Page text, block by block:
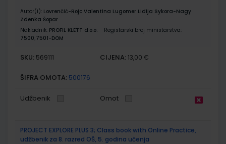
Autor(i): Lovrenčić-Rojc Valentina Lugomer Lidija Sykora-Nagy
Zdenka Šopar
Nakladnik: PROFIL KLETT d.o.o.
Registarski broj ministarstva:
7500;7501-DOM
SKU: 569111 CIJENA: 13,00 €
ŠIFRA OMOTA: 500176
Udžbenik Omot
PROJECT EXPLORE PLUS 3; Class book with Online Practice,
udžbenik za 8. razred OŠ, 5. godina učenja